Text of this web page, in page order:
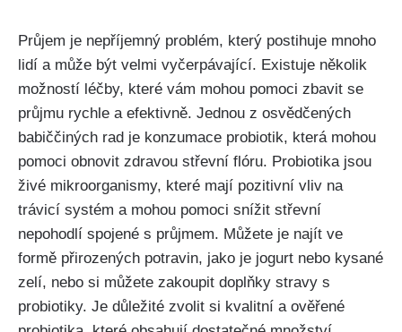
Průjem je nepříjemný problém, který postihuje mnoho
⁣lidí a může být velmi vyčerpávající. Existuje několik
možností léčby, které vám mohou pomoci zbavit se
průjmu ‌rychle a efektivně. ​Jednou z osvědčených
babiččiných rad je konzumace probiotik, která mohou
pomoci⁣ obnovit zdravou střevní flóru. Probiotika jsou
živé mikroorganismy, které ‍mají pozitivní⁣ vliv na
trávicí systém a mohou pomoci snížit střevní
nepohodlí spojené s průjmem. Můžete je najít ve
formě ⁣přirozených potravin, jako je ​jogurt ⁢nebo ‌kysané
zelí, nebo si⁣ můžete zakoupit doplňky stravy‍ s
probiotiky. Je důležité zvolit si kvalitní a ověřené